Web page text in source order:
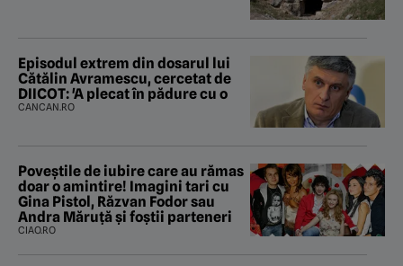
Episodul extrem din dosarul lui
Cătălin Avramescu, cercetat de
DIICOT: 'A plecat în pădure cu o
CANCAN.RO
Poveştile de iubire care au rămas
doar o amintire! Imagini tari cu
Gina Pistol, Răzvan Fodor sau
Andra Măruţă şi foştii parteneri
CIAO.RO